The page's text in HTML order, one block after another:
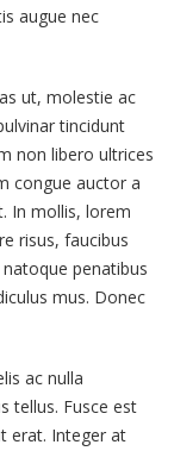
augue nec
ut, molestie ac
tincidunt
non libero ultrices
congue auctor a
In mollis, lorem
risus, faucibus
penatibus
mus. Donec
ac nulla
tellus. Fusce est
erat. Integer at